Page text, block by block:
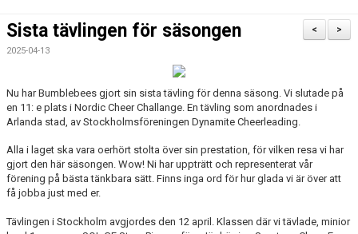
VÅRA LAG OCH TRÄNARE
LÄNKAR
>
<
Sista tävlingen för säsongen
2025-04-13
Nu har Bumblebees gjort sin sista tävling för denna säsong. Vi slutade på
en 11: e plats i Nordic Cheer Challange. En tävling som anordnades i
Arlanda stad, av Stockholmsföreningen Dynamite Cheerleading.
Alla i laget ska vara oerhört stolta över sin prestation, för vilken resa vi har
gjort den här säsongen. Wow! Ni har uppträtt och representerat vår
förening på bästa tänkbara sätt. Finns inga ord för hur glada vi är över att
få jobba just med er.
Tävlingen i Stockholm avgjordes den 12 april. Klassen där vi tävlade, minior